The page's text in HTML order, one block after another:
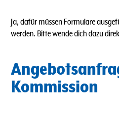
Ja, dafür müssen Formulare
werden. Bitte wende dich dazu
Kommission